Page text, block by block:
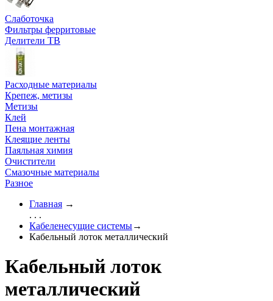
Слаботочка
Фильтры ферритовые
Делители ТВ
Расходные материалы
Крепеж, метизы
Метизы
Клей
Пена монтажная
Клеящие ленты
Паяльная химия
Очистители
Смазочные материалы
Разное
Главная →
. . .
Кабеленесущие системы→
Кабельный лоток металлический
Кабельный лоток
металлический